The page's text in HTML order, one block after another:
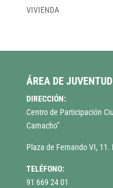
VIVIENDA
ÁREA DE JUVENTUD
DIRECCIÓN:
Centro de Participación
Camacho”
Plaza de Fernando VI, 11.
TELÉFONO:
91 669 24 01